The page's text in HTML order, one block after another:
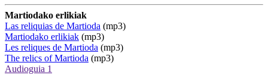
Martiodako erlikiak
Las reliquias de Martioda (mp3)
Martiodako erlikiak (mp3)
Les reliques de Martioda (mp3)
The relics of Martioda (mp3)
Audioguia 1